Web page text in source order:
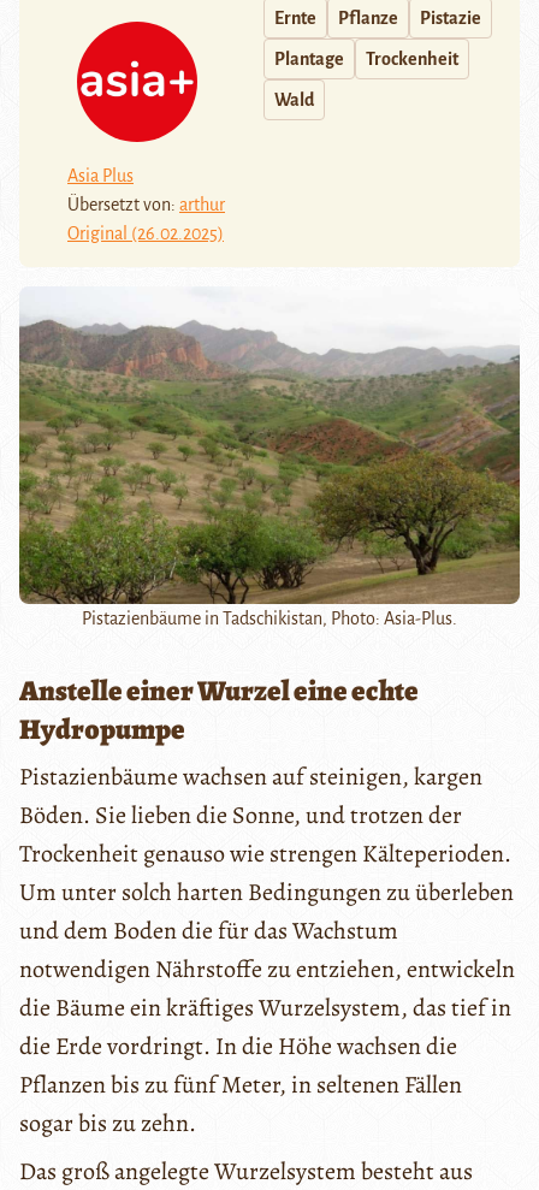
Asia Plus
Übersetzt von: arthur
Original (26.02.2025)
Ernte Pflanze Pistazie
Plantage Trockenheit
Wald
Pistazienbäume in Tadschikistan, Photo: Asia-Plus.
Anstelle einer Wurzel eine echte
Hydropumpe
Pistazienbäume wachsen auf steinigen, kargen
Böden. Sie lieben die Sonne, und trotzen der
Trockenheit genauso wie strengen Kälteperioden.
Um unter solch harten Bedingungen zu überleben
und dem Boden die für das Wachstum
notwendigen Nährstoffe zu entziehen, entwickeln
die Bäume ein kräftiges Wurzelsystem, das tief in
die Erde vordringt. In die Höhe wachsen die
Pflanzen bis zu fünf Meter, in seltenen Fällen
sogar bis zu zehn.
Das groß angelegte Wurzelsystem besteht aus